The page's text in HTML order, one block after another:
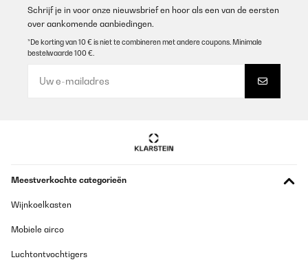
Schrijf je in voor onze nieuwsbrief en hoor als een van de eersten
over aankomende aanbiedingen.
*De korting van 10 € is niet te combineren met andere coupons. Minimale
bestelwaarde 100 €.
Meestverkochte categorieën
Wijnkoelkasten
Mobiele airco
Luchtontvochtigers